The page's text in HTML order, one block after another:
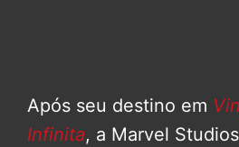
Após seu destino em
Infinita, a Marvel